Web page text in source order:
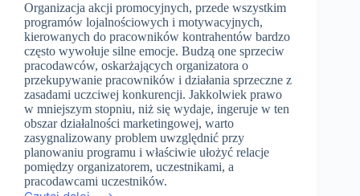
Organizacja akcji promocyjnych, przede wszystkim
programów lojalnościowych i motywacyjnych,
kierowanych do pracowników kontrahentów bardzo
często wywołuje silne emocje. Budzą one sprzeciw
pracodawców, oskarżających organizatora o
przekupywanie pracowników i działania sprzeczne z
zasadami uczciwej konkurencji. Jakkolwiek prawo
w mniejszym stopniu, niż się wydaje, ingeruje w ten
obszar działalności marketingowej, warto
zasygnalizowany problem uwzględnić przy
planowaniu programu i właściwie ułożyć relacje
pomiędzy organizatorem, uczestnikami, a
pracodawcami uczestników.